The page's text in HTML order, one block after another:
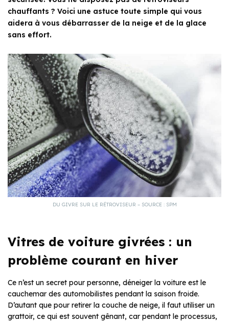
chauffants ? Voici une astuce toute simple qui vous
aidera à vous débarrasser de la neige et de la glace
sans effort.
DU GIVRE SUR LE RÉTROVISEUR – SOURCE : SPM
Vitres de voiture givrées : un
problème courant en hiver
Ce n’est un secret pour personne, déneiger la voiture est le
cauchemar des automobilistes pendant la saison froide.
D’autant que pour retirer la couche de neige, il faut utiliser un
grattoir, ce qui est souvent gênant, car pendant le processus,